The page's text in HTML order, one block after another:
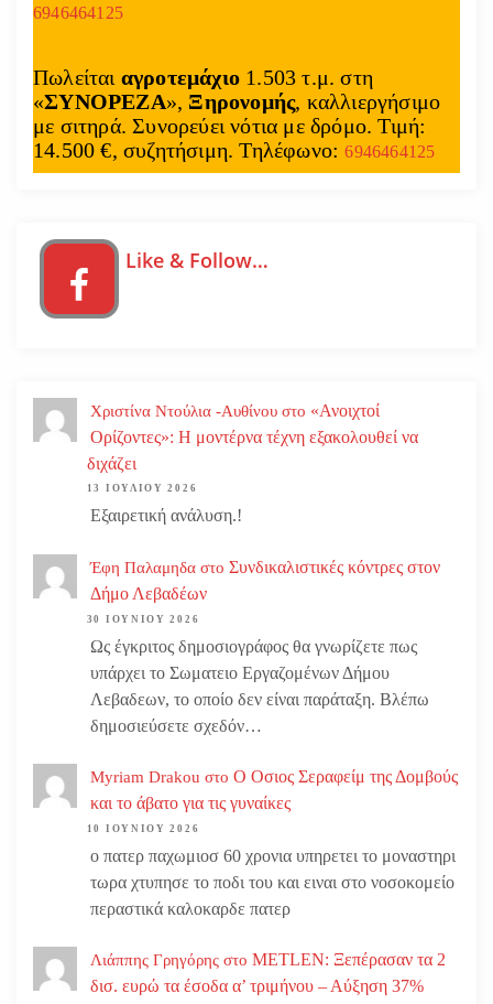
6946464125
Πωλείται αγροτεμάχιο 1.503 τ.μ. στη
«ΣΥΝΟΡΕΖΑ», Ξηρονομής, καλλιεργήσιμο
με σιτηρά. Συνορεύει νότια με δρόμο. Τιμή:
14.500 €, συζητήσιμη. Τηλέφωνο:6946464125
Like & Follow…
Χριστίνα Ντούλια -Αυθίνου στο «Ανοιχτοί
Ορίζοντες»: Η μοντέρνα τέχνη εξακολουθεί να
διχάζει
13 ΙΟΥΛΊΟΥ 2026
Εξαιρετική ανάλυση.!
Έφη Παλαμηδα στο Συνδικαλιστικές κόντρες στον
Δήμο Λεβαδέων
30 ΙΟΥΝΊΟΥ 2026
Ως έγκριτος δημοσιογράφος θα γνωρίζετε πως
υπάρχει το Σωματειο Εργαζομένων Δήμου
Λεβαδεων, το οποίο δεν είναι παράταξη. Βλέπω
δημοσιεύσετε σχεδόν…
Myriam Drakou στο Ο Οσιος Σεραφείμ της Δομβούς
και το άβατο για τις γυναίκες
10 ΙΟΥΝΊΟΥ 2026
ο πατερ παχωμιοσ 60 χρονια υπηρετει το μοναστηρι
τωρα χτυπησε το ποδι του και ειναι στο νοσοκομείο
περαστικά καλοκαρδε πατερ
Λιάππης Γρηγόρης στο METLEN: Ξεπέρασαν τα 2
δισ. ευρώ τα έσοδα α’ τριμήνου – Αύξηση 37%